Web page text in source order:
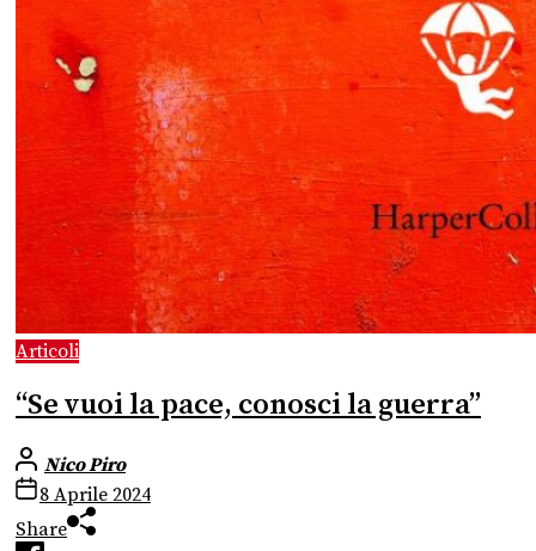
Articoli
“Se vuoi la pace, conosci la guerra”
Nico Piro
8 Aprile 2024
Share